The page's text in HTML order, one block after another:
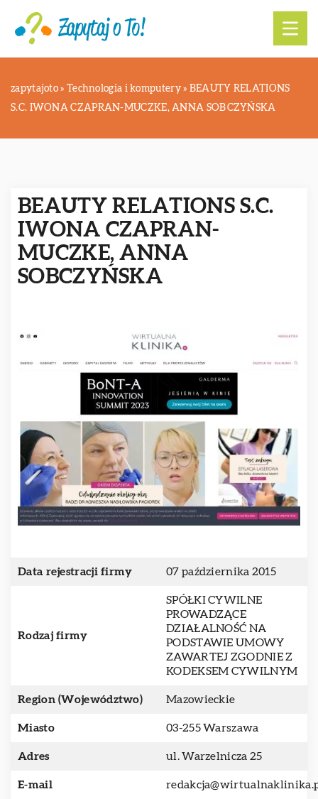
zapytajoto » Technologia i komputery» BEAUTY RELATIONS
S.C. IWONA CZAPRAN-MUCZKE, ANNA SOBCZYŃSKA
BEAUTY RELATIONS S.C.
IWONA CZAPRAN-
MUCZKE, ANNA
SOBCZYŃSKA
Data rejestracji firmy 07 października 2015
Rodzaj firmy
SPÓŁKI CYWILNE
PROWADZĄCE
DZIAŁALNOŚĆ NA
PODSTAWIE UMOWY
ZAWARTEJ ZGODNIE Z
KODEKSEM CYWILNYM
Region (Województwo) Mazowieckie
Miasto 03-255 Warszawa
Adres ul. Warzelnicza 25
E-mail